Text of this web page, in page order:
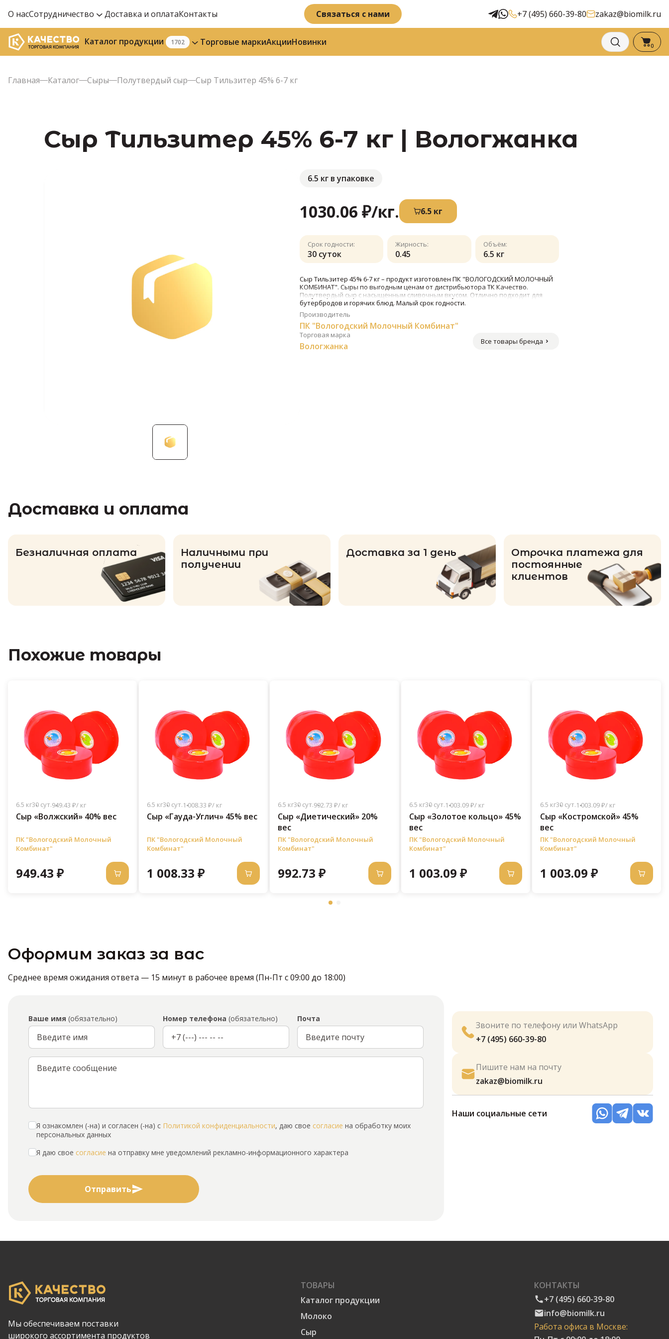
О насСотрудничество Доставка и оплатаКонтакты Связаться с нами +7 (495) 660-39-80 zakaz@biomilk.ru
Каталог продукции 1702 Торговые маркиАкцииНовинки 0
Главная Каталог Сыры Полутвердый сыр Сыр Тильзитер 45% 6-7 кг
Сыр Тильзитер 45% 6-7 кг | Вологжанка
6.5 кг в упаковке
1030.06 ₽/кг. 6.5 кг
Срок годности:
30 суток
Жирность:
0.45
Объём:
6.5 кг
Сыр Тильзитер 45% 6-7 кг – продукт изготовлен ПК "ВОЛОГОДСКИЙ МОЛОЧНЫЙ
КОМБИНАТ". Сыры по выгодным ценам от дистрибьютора ТК Качество.
Полутвердый сыр с насыщенным сливочным вкусом. Отлично подходит для
бутербродов и горячих блюд. Малый срок годности.
Производитель
ПК "Вологодский Молочный Комбинат"
Торговая марка
Вологжанка Все товары бренда
Доставка и оплата
Безналичная оплата
Наличными при
получении
Доставка за 1 день
Отрочка платежа для
постоянные
клиентов
Похожие товары
6.5 кг30 сут.949.43 ₽/ кг
Сыр «Волжский» 40% вес
ПК "Вологодский Молочный
Комбинат"
949.43 ₽
6.5 кг30 сут.1 008.33 ₽/ кг
Сыр «Гауда-Углич» 45% вес
ПК "Вологодский Молочный
Комбинат"
1 008.33 ₽
6.5 кг30 сут.992.73 ₽/ кг
Сыр «Диетический» 20%
вес
ПК "Вологодский Молочный
Комбинат"
992.73 ₽
6.5 кг30 сут.1 003.09 ₽/ кг
Сыр «Золотое кольцо» 45%
вес
ПК "Вологодский Молочный
Комбинат"
1 003.09 ₽
6.5 кг30 сут.1 003.09 ₽/ кг
Сыр «Костромской» 45%
вес
ПК "Вологодский Молочный
Комбинат"
1 003.09 ₽
Оформим заказ за вас
Среднее время ожидания ответа — 15 минут в рабочее время (Пн-Пт с 09:00 до 18:00)
Ваше имя (обязательно) Номер телефона (обязательно) Почта
Я ознакомлен (-на) и согласен (-на) с Политикой конфиденциальности, даю свое согласие на обработку моих
персональных данных
Я даю свое согласие на отправку мне уведомлений рекламно-информационного характера
Отправить
Звоните по телефону или WhatsApp
+7 (495) 660-39-80
Пишите нам на почту
zakaz@biomilk.ru
Наши социальные сети
Мы обеспечиваем поставки
широкого ассортимента продуктов
ТОВАРЫ
Каталог продукции
Молоко
Сыр
КОНТАКТЫ
+7 (495) 660-39-80
info@biomilk.ru
Работа офиса в Москве: